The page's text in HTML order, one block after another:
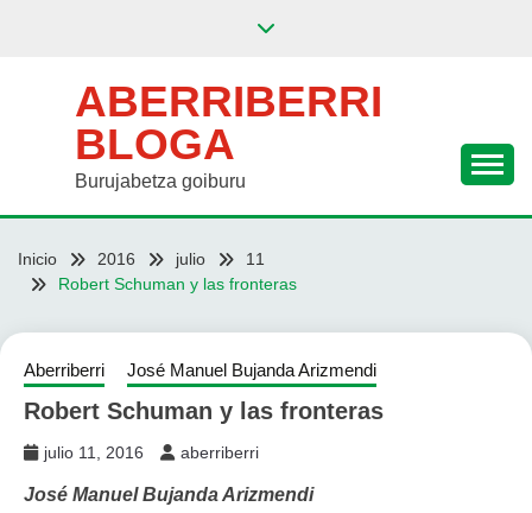
ABERRIBERRI
BLOGA
Burujabetza goiburu
Inicio 2016 julio
11
Robert Schuman y las fronteras
Aberriberri José Manuel Bujanda Arizmendi
Robert Schuman y las fronteras
julio 11, 2016 aberriberri
José Manuel Bujanda Arizmendi